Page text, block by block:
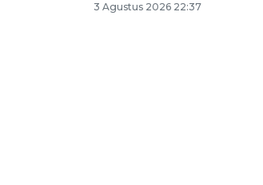
3 Agustus 2026 22:37